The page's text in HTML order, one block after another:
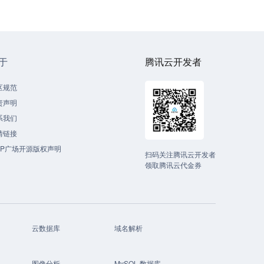
规范
声明
我们
链接
广场开源版权声明
腾讯云开发者
扫码关注腾讯云开发者
领取腾讯云代金券
云数据库 域名解析